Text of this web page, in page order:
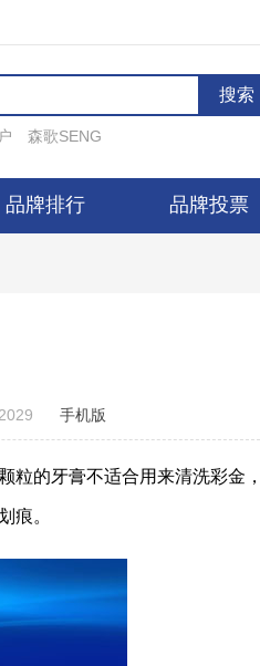
森歌SENG
品牌排行 品牌投票
手机版
粒的牙膏不适合用来清洗彩金，
痕。